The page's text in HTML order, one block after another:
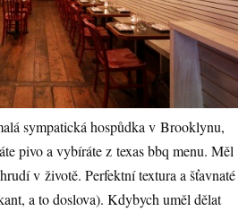
sympatická hospůdka v Brooklynu,
pivo a vybíráte z texas bbq menu. Měl
v životě. Perfektní textura a šťavnaté
a to doslova). Kdybych uměl dělat